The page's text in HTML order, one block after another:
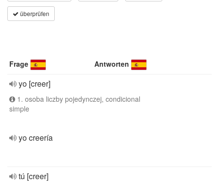
überprüfen
Frage Antworten
yo [creer]
1. osoba liczby pojedynczej, condicional
simple
yo creería
tú [creer]